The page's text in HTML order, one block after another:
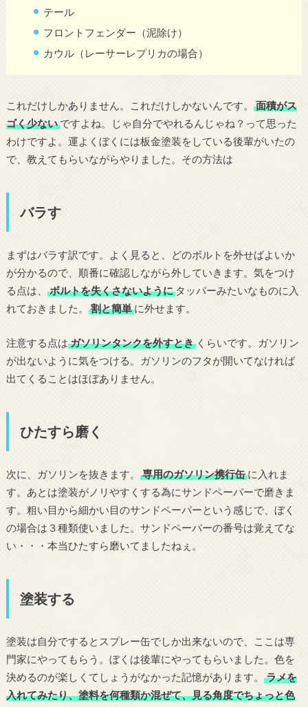
テール
フロントフェンダー（泥除け）
カウル（レーサーレプリカの場合）
これだけしかありません。これだけしかないんです。
面積がス
ゴく少ないですよね。じゃ自分でやれるんじゃね？って思った
わけですよ。運よくぼくには板金塗装をしている後輩がいたの
で、教えてもらいながらやりました。その方法は
バラす
まずはバラす訳です。よく見ると、どのボルトを外せばよいか
が分かるので、順番に確認しながら外していきます。気をつけ
る点は、
ボルトを失くさないようにタッパーみたいなものに入
れておきました。
割と簡単に外せます。
注意する点は ガソリンタンクを外すときくらいです。ガソリン
が出ないように気をつける。ガソリンのフタが開いてなければ
出てくることはほぼありません。
ひたすら磨く
次に、ガソリンを抜きます。 専用のガソリン携行缶に入れま
す。あとは塗装がノリやすくする為にサンドペーパーで磨きま
す。粗い目から細かい目のサンドペーパーという感じで、ぼく
の場合は３種類使いました。サンドペーパーの番号は覚えてな
い・・・本当ひたすら磨いてましたねぇ。
塗装する
塗装は自分でするとスプレー缶でしか出来ないので、ここは専
門家にやってもらう。ぼくは後輩にやってもらいました。色を
決めるのが楽しくてしょうがなかった記憶があります。
ラメを
入れてみたり、塗料を何種類か混ぜて、見る角度でちょっと色